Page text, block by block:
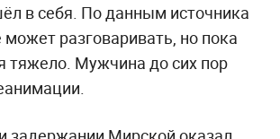
в себя. По данным источника
разговаривать, но пока
тяжело. Мужчина до сих пор